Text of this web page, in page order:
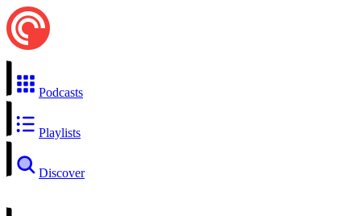
Podcasts
Playlists
Discover